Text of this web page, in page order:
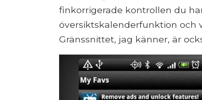
finkorrigerade kontrollen du
översiktskalenderfunktion och
Gränssnittet, jag känner, är